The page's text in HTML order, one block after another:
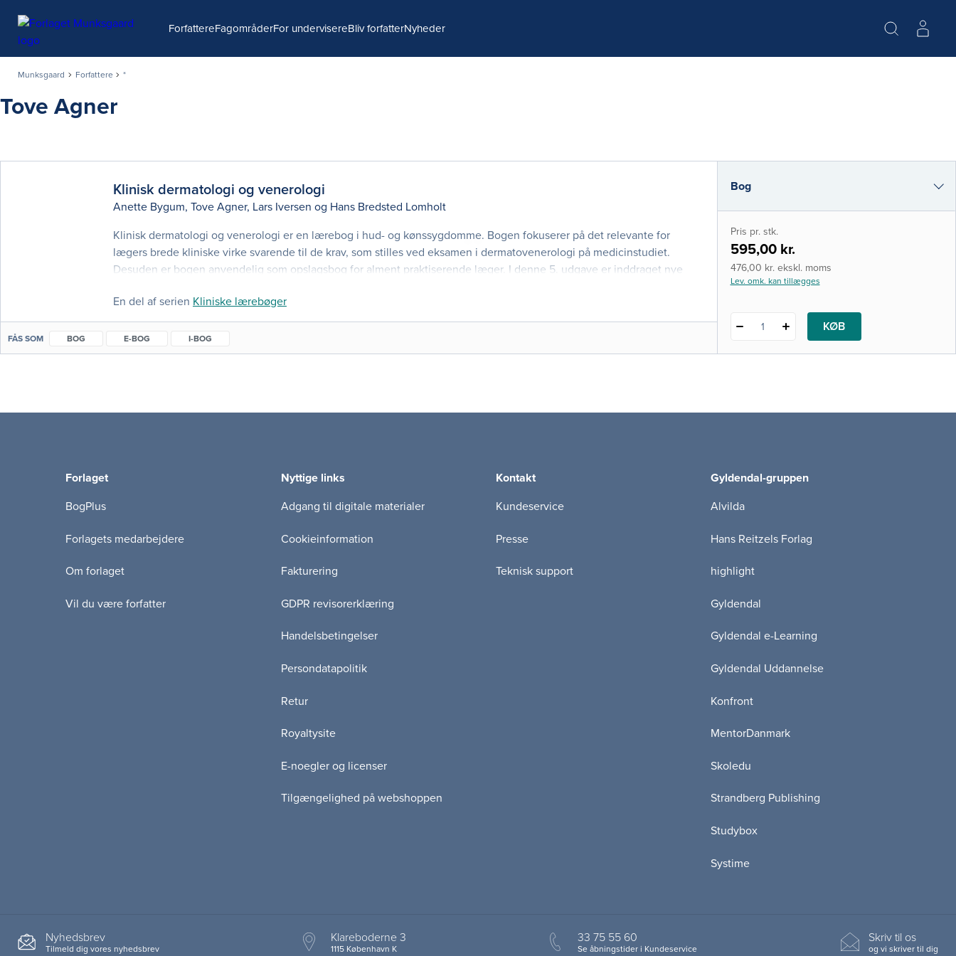
ForfattereFagområderFor undervisereBliv forfatterNyheder
Munksgaard Forfattere *
Tove Agner
Klinisk dermatologi og venerologi
Anette Bygum, Tove Agner, Lars Iversen og Hans Bredsted Lomholt
Klinisk dermatologi og venerologi er en lærebog i hud- og kønssygdomme. Bogen fokuserer på det relevante for
lægers brede kliniske virke svarende til de krav, som stilles ved eksamen i dermatovenerologi på medicinstudiet.
Desuden er bogen anvendelig som opslagsbog for alment praktiserende læger. I denne 5. udgave er inddraget nye
En del af serien Kliniske lærebøger
FÅS SOM BOG E-BOG I-BOG
Bog
e-bog
i-bog
Pris pr. stk.
595,00 kr.
476,00 kr. ekskl. moms
Lev. omk. kan tillægges
1 KØB
Forlaget
BogPlus
Forlagets medarbejdere
Om forlaget
Vil du være forfatter
Nyttige links
Adgang til digitale materialer
Cookieinformation
Fakturering
GDPR revisorerklæring
Handelsbetingelser
Persondatapolitik
Retur
Royaltysite
E-noegler og licenser
Tilgængelighed på webshoppen
Kontakt
Kundeservice
Presse
Teknisk support
Gyldendal-gruppen
Alvilda
Hans Reitzels Forlag
highlight
Gyldendal
Gyldendal e-Learning
Gyldendal Uddannelse
Konfront
MentorDanmark
Skoledu
Strandberg Publishing
Studybox
Systime
Nyhedsbrev
Tilmeld dig vores nyhedsbrev
Klareboderne 3
1115 København K
33 75 55 60
Se åbningstider i Kundeservice
Skriv til os
og vi skriver til dig